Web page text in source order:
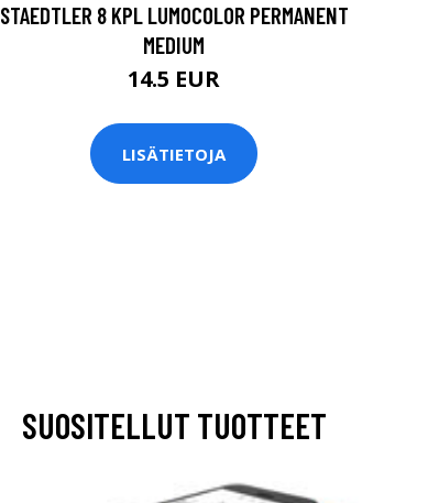
STAEDTLER 8 KPL LUMOCOLOR PERMANENT
MEDIUM
14.5 EUR
LISÄTIETOJA
SUOSITELLUT TUOTTEET